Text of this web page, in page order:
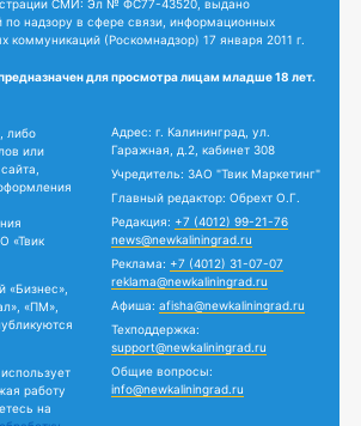
СМИ: Эл № ФС77-43520, выдано
надзору в сфере связи, информационных
коммуникаций (Роскомнадзор) 17 января 2011 г.
для просмотра лицам младше 18 лет.
либо
или
«Твик
«Бизнес»,
«ПМ»,
работу
на
Адрес: г. Калининград, ул.
Гаражная, д.2, кабинет 308
Учредитель: ЗАО "Твик Маркетинг"
Главный редактор: Обрехт О.Г.
Редакция: +7 (4012) 99-21-76
news@newkaliningrad.ru
Реклама: +7 (4012) 31-07-07
reklama@newkaliningrad.ru
Афиша: afisha@newkaliningrad.ru
Техподдержка:
support@newkaliningrad.ru
Общие вопросы:
info@newkaliningrad.ru